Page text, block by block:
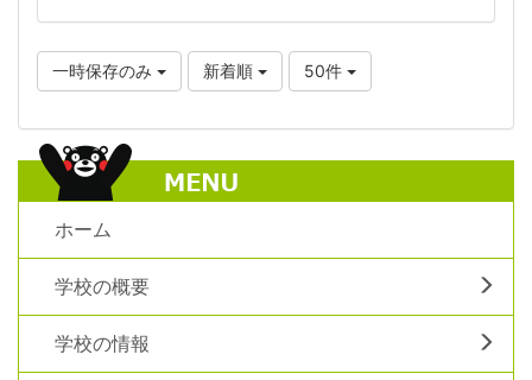
一時保存のみ 新着順 50件
ホーム
学校の概要
学校の情報